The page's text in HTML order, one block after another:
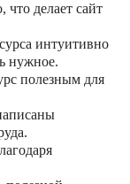
делает сайт
интуитивно
нужное.
полезным для